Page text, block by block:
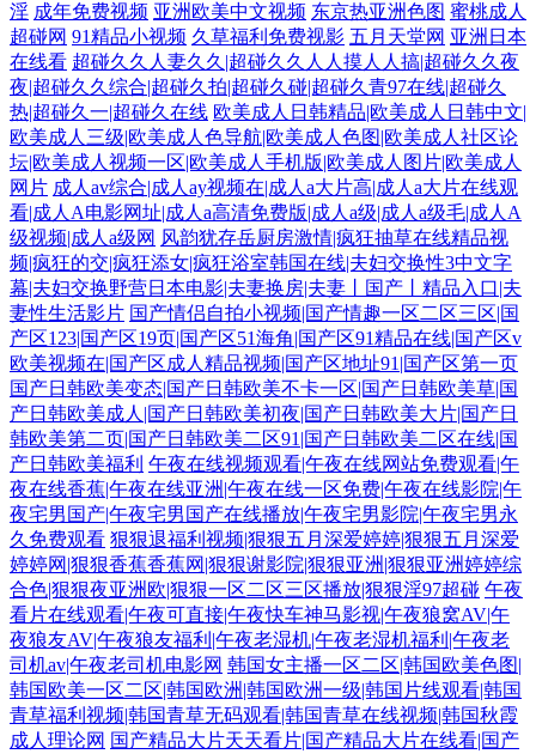
淫 成年免费视频 亚洲欧美中文视频 东京热亚洲色图 蜜桃成人
超碰网 91精品小视频 久草福利免费视影 五月天堂网 亚洲日本
在线看 超碰久久人妻久久|超碰久久人人摸人人搞|超碰久久夜
夜|超碰久久综合|超碰久拍|超碰久碰|超碰久青97在线|超碰久
热|超碰久一|超碰久在线 欧美成人日韩精品|欧美成人日韩中文|
欧美成人三级|欧美成人色导航|欧美成人色图|欧美成人社区论
坛|欧美成人视频一区|欧美成人手机版|欧美成人图片|欧美成人
网片 成人av综合|成人ay视频在|成人a大片高|成人a大片在线观
看|成人A电影网址|成人a高清免费版|成人a级|成人a级毛|成人A
级视频|成人a级网 风韵犹存岳厨房激情|疯狂抽草在线精品视
频|疯狂的交|疯狂添女|疯狂浴室韩国在线|夫妇交换性3中文字
幕|夫妇交换野营日本电影|夫妻换房|夫妻丨国产丨精品入口|夫
妻性生活影片 国产情侣自拍小视频|国产情趣一区二区三区|国
产区123|国产区19页|国产区51海角|国产区91精品在线|国产区v
欧美视频在|国产区成人精品视频|国产区地址91|国产区第一页
国产日韩欧美变态|国产日韩欧美不卡一区|国产日韩欧美草|国
产日韩欧美成人|国产日韩欧美初夜|国产日韩欧美大片|国产日
韩欧美第二页|国产日韩欧美二区91|国产日韩欧美二区在线|国
产日韩欧美福利 午夜在线视频观看|午夜在线网站免费观看|午
夜在线香蕉|午夜在线亚洲|午夜在线一区免费|午夜在线影院|午
夜宅男国产|午夜宅男国产在线播放|午夜宅男影院|午夜宅男永
久免费观看 狠狠退福利视频|狠狠五月深爱婷婷|狠狠五月深爱
婷婷网|狠狠香蕉香蕉网|狠狠谢影院|狠狠亚洲|狠狠亚洲婷婷综
合色|狠狠夜亚洲欧|狠狠一区二区三区播放|狠狠淫97超碰 午夜
看片在线观看|午夜可直接|午夜快车神马影视|午夜狼窝AV|午
夜狼友AV|午夜狼友福利|午夜老湿机|午夜老湿机福利|午夜老
司机av|午夜老司机电影网 韩国女主播一区二区|韩国欧美色图|
韩国欧美一区二区|韩国欧洲|韩国欧洲一级|韩国片线观看|韩国
青草福利视频|韩国青草无码观看|韩国青草在线视频|韩国秋霞
成人理论网 国产精品大片天天看片|国产精品大片在线看|国产